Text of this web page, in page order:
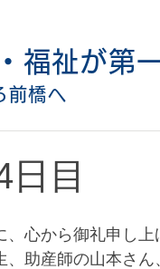
目
心から御礼申し上
、助産師の山本さ
福祉が第
前橋へ